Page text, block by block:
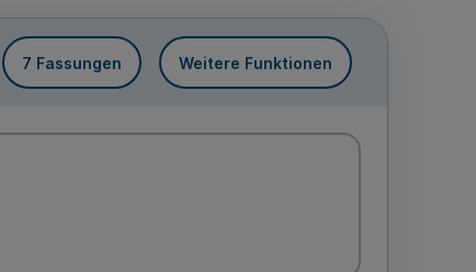
7 Fassungen Weitere Funktionen